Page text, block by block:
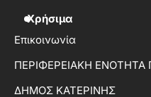
Χρήσιμα
Επικοινωνία
ΠΕΡΙΦΕΡΕΙΑΚΗ ΕΝΟΤΗΤΑ
ΔΗΜΟΣ ΚΑΤΕΡΙΝΗΣ